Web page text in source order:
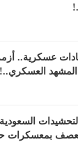
عسكرية..
المشهد العسكري..!
بمعسكرات